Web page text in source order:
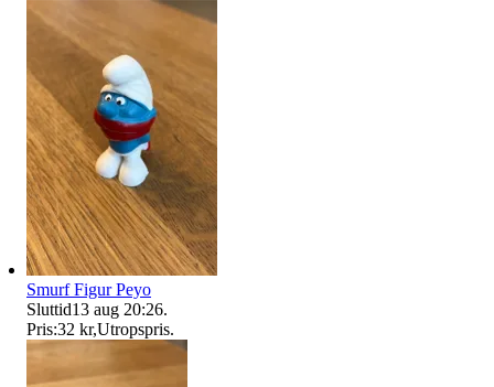
Smurf Figur Peyo
Sluttid13 aug 20:26.
Pris:32 kr,Utropspris.